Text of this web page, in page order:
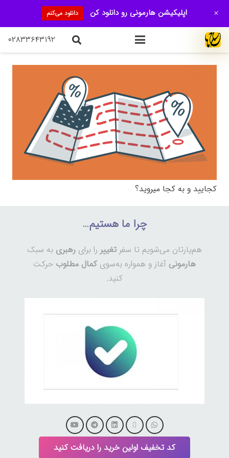
۰۲۸۳۳۶۴۳۱۹۲
کجایید و به کجا میروید؟
چرا ما هستیم…
هم‌یارتان می‌شویم تا سفر تغییر را برای رهبری به سبک
هارمونی آغاز و همواره به‌سوی کمال مطلوب حرکت
کنید.
کد تخفیف اولین خرید را دریافت کنید
اپلیکیشن هارمونی رو دانلود کن دانلود می‌کنم +